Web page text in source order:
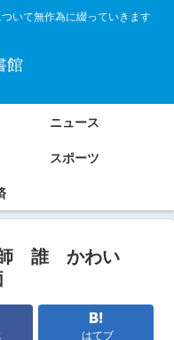
いて無作為に綴っていきます
館
ニュース
スポーツ
誰 かわい
はてブ